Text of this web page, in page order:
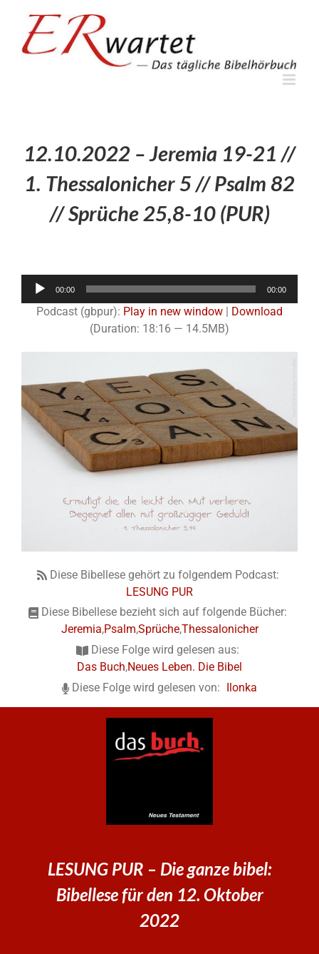
springen
12.10.2022 – Jeremia 19-21 //
1. Thessalonicher 5 // Psalm 82
// Sprüche 25,8-10 (PUR)
Audio-
00:00 00:00
Podcast (gbpur): Play in new window
Download
(Duration: 18:16 — 14.5MB)
Diese Bibellese gehört zu folgendem Podcast:
LESUNG PUR
Diese Bibellese bezieht sich auf folgende Bücher:
Jeremia,Psalm,Sprüche,Thessalonicher
Diese Folge wird gelesen aus:
Das Buch,Neues Leben. Die Bibel
Diese Folge wird gelesen von: Ilonka
LESUNG PUR – Die ganze bibel:
Bibellese für den 12. Oktober
2022